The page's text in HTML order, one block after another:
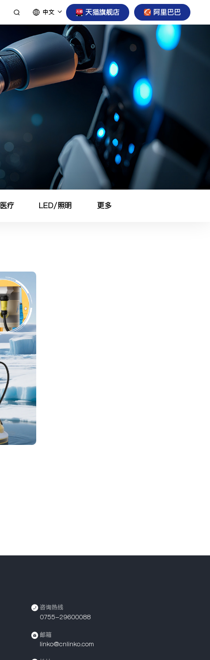
中文 天猫旗舰店 阿里巴巴
医疗 LED/照明 更多
咨询热线
0755-29600088
邮箱
linko@cnlinko.com